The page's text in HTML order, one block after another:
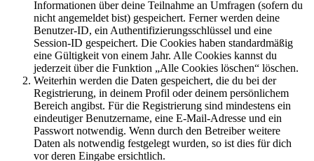
Informationen über deine Teilnahme an Umfragen (sofern du
nicht angemeldet bist) gespeichert. Ferner werden deine
Benutzer-ID, ein Authentifizierungsschlüssel und eine
Session-ID gespeichert. Die Cookies haben standardmäßig
eine Gültigkeit von einem Jahr. Alle Cookies kannst du
jederzeit über die Funktion „Alle Cookies löschen“ löschen.
Weiterhin werden die Daten gespeichert, die du bei der
Registrierung, in deinem Profil oder deinem persönlichem
Bereich angibst. Für die Registrierung sind mindestens ein
eindeutiger Benutzername, eine E-Mail-Adresse und ein
Passwort notwendig. Wenn durch den Betreiber weitere
Daten als notwendig festgelegt wurden, so ist dies für dich
vor deren Eingabe ersichtlich.